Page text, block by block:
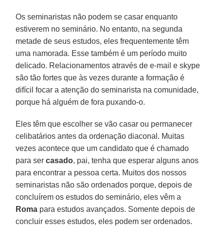
Os seminaristas não podem se casar enquanto
estiverem no seminário. No entanto, na segunda
metade de seus estudos, eles frequentemente têm
uma namorada. Esse também é um período muito
delicado. Relacionamentos através de e-mail e skype
são tão fortes que às vezes durante a formação é
difícil focar a atenção do seminarista na comunidade,
porque há alguém de fora puxando-o.
Eles têm que escolher se vão casar ou permanecer
celibatários antes da ordenação diaconal. Muitas
vezes acontece que um candidato que é chamado
para sercasado, pai, tenha que esperar alguns anos
para encontrar a pessoa certa. Muitos dos nossos
seminaristas não são ordenados porque, depois de
concluírem os estudos do seminário, eles vêm a
Roma para estudos avançados. Somente depois de
concluir esses estudos, eles podem ser ordenados.